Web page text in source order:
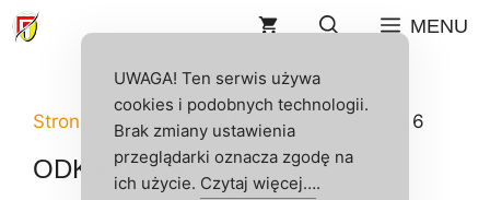
Przejdź
do
MENU
Strona główna/ Sklep / Odkrywca / Strona 6
ODKRYWCA
UWAGA! Ten serwis używa
cookies i podobnych technologii.
Brak zmiany ustawienia
przeglądarki oznacza zgodę na
ich użycie. Czytaj więcej….